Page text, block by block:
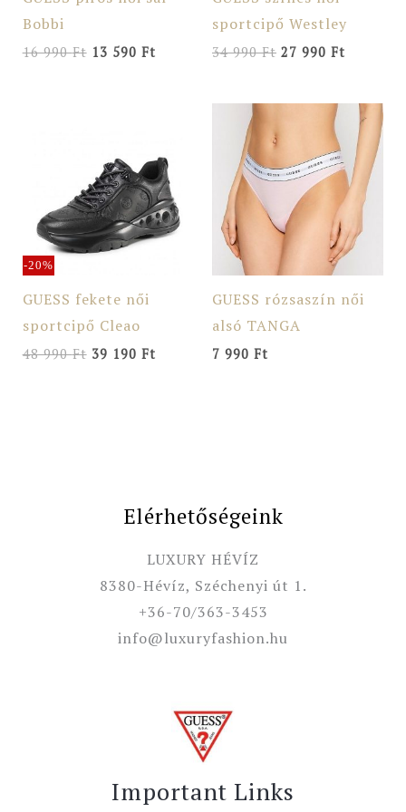
Bobbi
16 990Ft 13 590 Ft
sportcipő Westley
34 990Ft 27 990 Ft
-20%
GUESS fekete női
sportcipő Cleao
48 990Ft
48
990 Ft.
39 190 Ft
39
190 Ft.
GUESS rózsaszín női
alsó TANGA
7 990 Ft
Elérhetőségeink
LUXURY HÉVÍZ
8380-Hévíz, Széchenyi út 1.
+36-70/363-3453
info@luxuryfashion.hu
Important Links